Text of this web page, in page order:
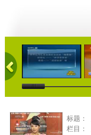
01:24
标题：
栏目：